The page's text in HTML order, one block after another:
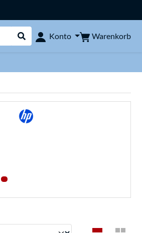
Suche durchführen
Konto Warenkorb